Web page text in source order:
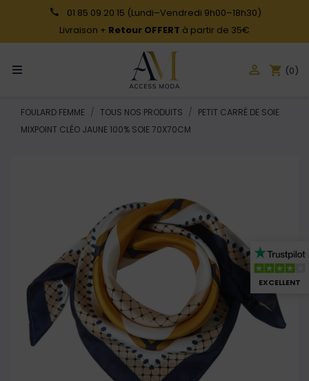
EXCELLENT
01 85 09 20 15 (Lundi–Vendredi 9h00–18h30)
Livraison + Retour OFFERT à partir de 35€
 shopping_cart (0)
FOULARD FEMME TOUS NOS PRODUITS
PETIT CARRÉ DE SOIE
MIXPOINT CLÉO JAUNE 100% SOIE 70X70CM